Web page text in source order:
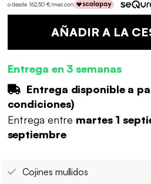
o desde 162,50 €/mes con
AÑADIR A LA
Entrega en 3 semanas
Entrega disponible a
condiciones)
Entrega entre martes 1
septiembre
Cojines mullidos